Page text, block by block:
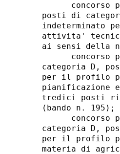
concorso
posti di
indeterminato
attivita'
ai sensi della
concorso
categoria D,
per il profilo
pianificazione
tredici posti
(bando n. 195);
concorso
categoria D,
per il profilo
materia di